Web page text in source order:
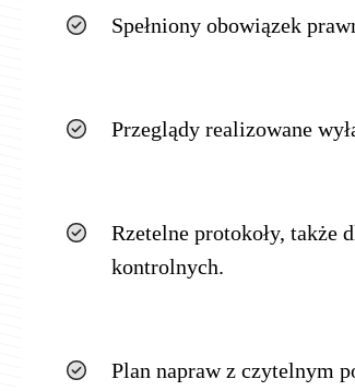
Spełniony obowiązek
Przeglądy realizowane
Rzetelne protokoły, także
kontrolnych.
Plan napraw z czytelnym